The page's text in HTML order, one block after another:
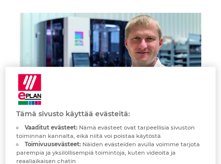
“Using EPLAN Smart Mounting and Smart Wiring, we can
cover peak demand in production and also utilise less-skilled
employees.”
Robert Burger, Electrical Workshop Director
Israel
Itävalta
Japani
Kanada
Kiina
Tämä sivusto käyttää evästeitä:
Vaaditut evästeet:Nämä evästeet ovat tarpeellisia sivuston
toiminnan kannalta, eikä niitä voi poistaa käytöstä
Toimivuusevästeet:Näiden evästeiden avulla voimme tarjota
parempia ja yksilöllisempiä toimintoja, kuten videoita ja
reaaliaikaisen chatin